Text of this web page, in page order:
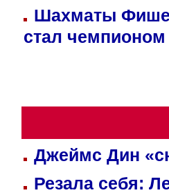
Шахматы
стал
Джеймс Дин
Резала себя: